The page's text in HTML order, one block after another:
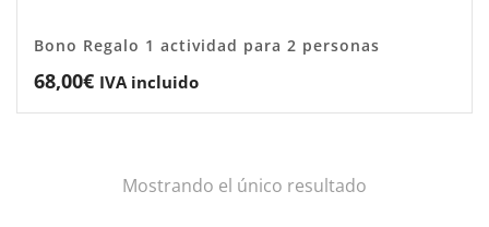
Bono Regalo 1 actividad para 2 personas
68,00€ IVA incluido
Mostrando el único resultado